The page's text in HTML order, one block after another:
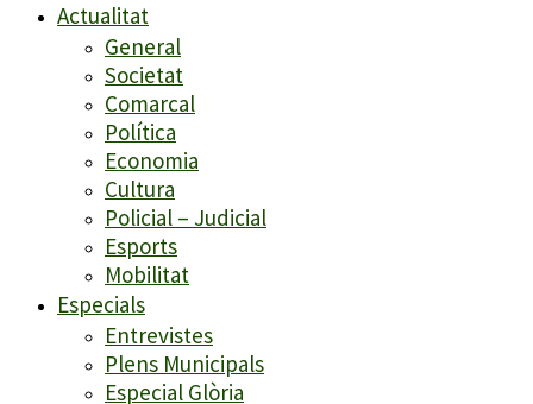
Actualitat
General
Societat
Comarcal
Política
Economia
Cultura
Policial – Judicial
Esports
Mobilitat
Especials
Entrevistes
Plens Municipals
Especial Glòria